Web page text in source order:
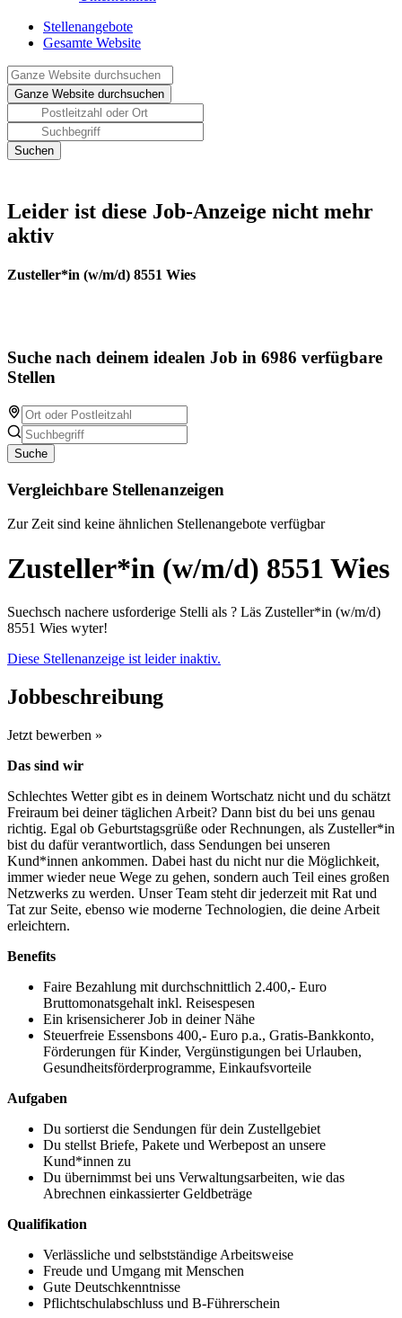
Stellenangebote
Gesamte Website
Leider ist diese Job-Anzeige nicht mehr
aktiv
Zusteller*in (w/m/d) 8551 Wies
Suche nach deinem idealen Job in 6986 verfügbare
Stellen
Suche
Vergleichbare Stellenanzeigen
Zur Zeit sind keine ähnlichen Stellenangebote verfügbar
Zusteller*in (w/m/d) 8551 Wies
Suechsch nachere usforderige Stelli als ? Läs Zusteller*in (w/m/d)
8551 Wies wyter!
Diese Stellenanzeige ist leider inaktiv.
Jobbeschreibung
Jetzt bewerben »
Das sind wir
Schlechtes Wetter gibt es in deinem Wortschatz nicht und du schätzt
Freiraum bei deiner täglichen Arbeit? Dann bist du bei uns genau
richtig. Egal ob Geburtstagsgrüße oder Rechnungen, als Zusteller*in
bist du dafür verantwortlich, dass Sendungen bei unseren
Kund*innen ankommen. Dabei hast du nicht nur die Möglichkeit,
immer wieder neue Wege zu gehen, sondern auch Teil eines großen
Netzwerks zu werden. Unser Team steht dir jederzeit mit Rat und
Tat zur Seite, ebenso wie moderne Technologien, die deine Arbeit
erleichtern.
Benefits
Faire Bezahlung mit durchschnittlich 2.400,- Euro
Bruttomonatsgehalt inkl. Reisespesen
Ein krisensicherer Job in deiner Nähe
Steuerfreie Essensbons 400,- Euro p.a., Gratis-Bankkonto,
Förderungen für Kinder, Vergünstigungen bei Urlauben,
Gesundheitsförderprogramme, Einkaufsvorteile
Aufgaben
Du sortierst die Sendungen für dein Zustellgebiet
Du stellst Briefe, Pakete und Werbepost an unsere
Kund*innen zu
Du übernimmst bei uns Verwaltungsarbeiten, wie das
Abrechnen einkassierter Geldbeträge
Qualifikation
Verlässliche und selbstständige Arbeitsweise
Freude und Umgang mit Menschen
Gute Deutschkenntnisse
Pflichtschulabschluss und B-Führerschein